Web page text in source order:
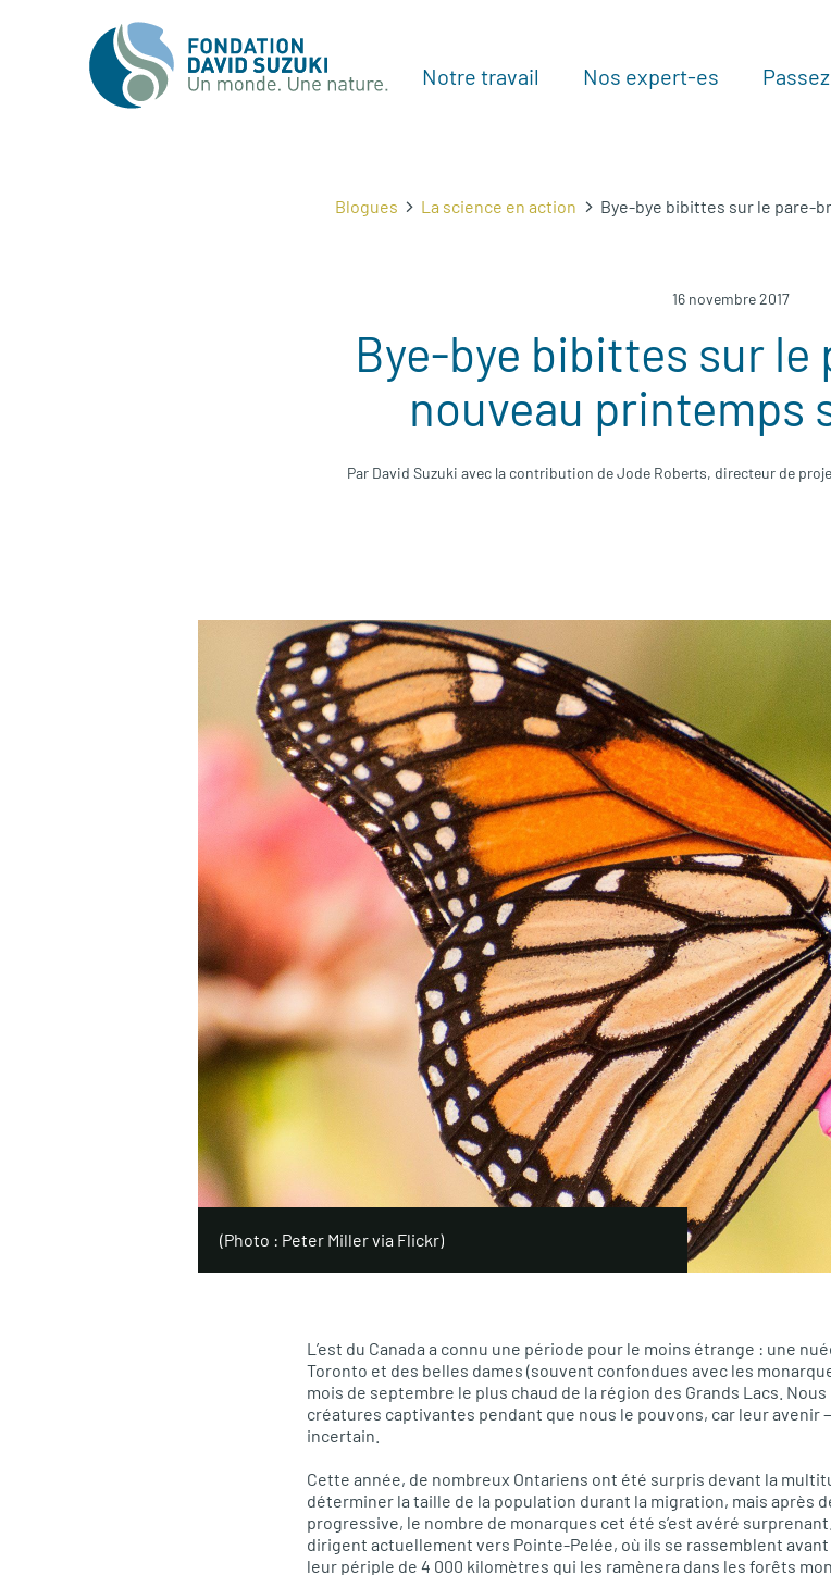
Notre travail Nos expert-es
Blogues La science en action Bye-bye bibittes sur le pare-
16 novembre 2017
Bye-bye bibittes sur le
nouveau printemps
Par David Suzuki avec la contribution de Jode Roberts, directeur de
(Photo : Peter Miller via Flickr)
L’est du Canada a connu une période pour le moins étrange : une
Toronto et des belles dames (souvent confondues avec les
mois de septembre le plus chaud de la région des Grands Lacs.
créatures captivantes pendant que nous le pouvons, car leur
incertain.
Cette année, de nombreux Ontariens ont été surpris devant la
déterminer la taille de la population durant la migration, mais après
progressive, le nombre de monarques cet été s’est avéré
dirigent actuellement vers Pointe-Pelée, où ils se rassemblent
leur périple de 4 000 kilomètres qui les ramènera dans les forêts